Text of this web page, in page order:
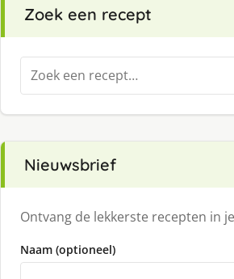
Zoek een recept
Zoeken
naar:
Nieuwsbrief
Ontvang de lekkerste recepten in
Naam (optioneel)